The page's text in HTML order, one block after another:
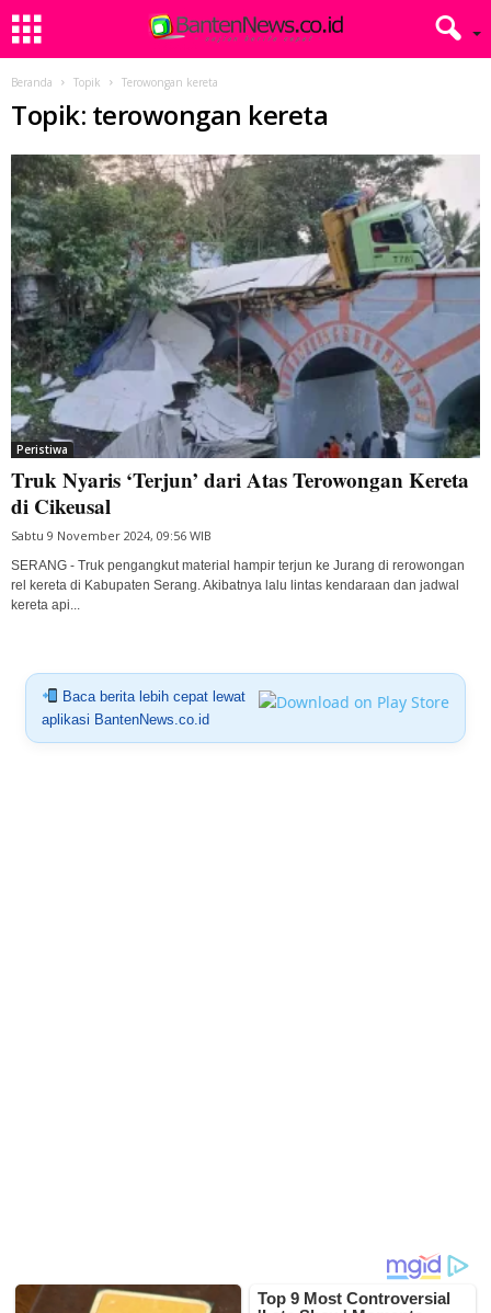
Beranda Topik Terowongan kereta
Topik: terowongan kereta
Peristiwa
Truk Nyaris ‘Terjun’ dari Atas Terowongan Kereta
di Cikeusal
Sabtu 9 November 2024, 09:56 WIB
SERANG - Truk pengangkut material hampir terjun ke Jurang di rerowongan
rel kereta di Kabupaten Serang. Akibatnya lalu lintas kendaraan dan jadwal
kereta api...
Baca berita lebih cepat lewat
aplikasi BantenNews.co.id